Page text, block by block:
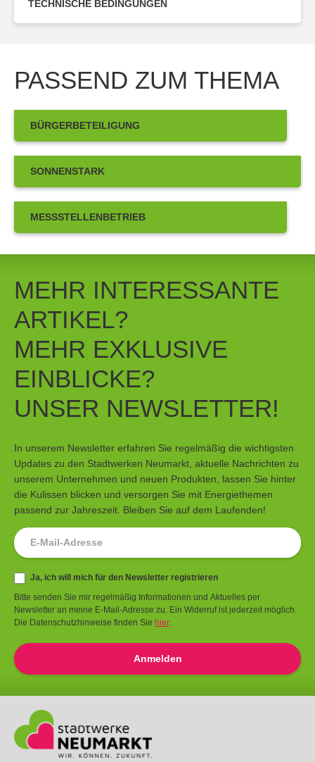
TECHNISCHE BEDINGUNGEN
PASSEND ZUM THEMA
BÜRGERBETEILIGUNG
SONNENSTARK
MESSSTELLENBETRIEB
MEHR INTERESSANTE
ARTIKEL?
MEHR EXKLUSIVE
EINBLICKE?
UNSER NEWSLETTER!
In unserem Newsletter erfahren Sie regelmäßig die wichtigsten
Updates zu den Stadtwerken Neumarkt, aktuelle Nachrichten zu
unserem Unternehmen und neuen Produkten, lassen Sie hinter
die Kulissen blicken und versorgen Sie mit Energiethemen
passend zur Jahreszeit. Bleiben Sie auf dem Laufenden!
Newsletter
Ja, ich will mich für den Newsletter registrieren
Bitte senden Sie mir regelmäßig Informationen und Aktuelles per
Newsletter an meine E-Mail-Adresse zu. Ein Widerruf ist jederzeit möglich.
Die Datenschutzhinweise finden Sie hier
Anmelden